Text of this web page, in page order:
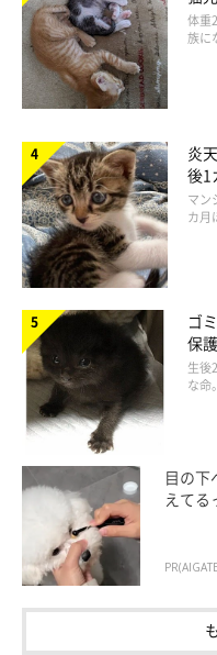
ほ
体重
族に
炎
後1
で
マン
カ月
ゴ
保
美
生後
な命
目の
えてる